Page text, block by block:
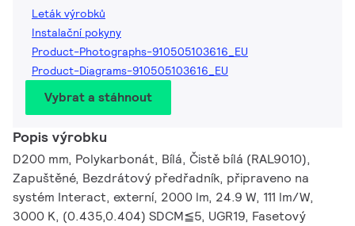
Leták výrobků
Instalační pokyny
Product-Photographs-910505103616_EU
Product-Diagrams-910505103616_EU
Vybrat a stáhnout
Popis výrobku
D200 mm, Polykarbonát, Bílá, Čistě bílá (RAL9010),
Zapuštěné, Bezdrátový předřadník, připraveno na
systém Interact, externí, 2000 lm, 24.9 W, 111 lm/W,
3000 K, (0.435,0.404) SDCM≦5, UGR19, Fasetový